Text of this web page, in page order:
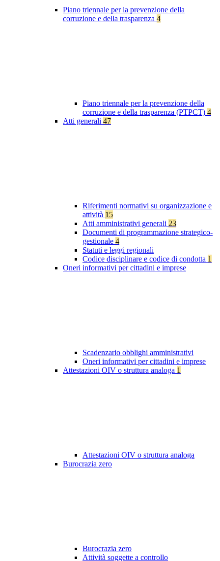
Piano triennale per la prevenzione della
corruzione e della trasparenza 4
Piano triennale per la prevenzione della
corruzione e della trasparenza (PTPCT) 4
Atti generali 47
Riferimenti normativi su organizzazione e
attività 15
Atti amministrativi generali 23
Documenti di programmazione strategico-
gestionale 4
Statuti e leggi regionali
Codice disciplinare e codice di condotta 1
Oneri informativi per cittadini e imprese
Scadenzario obblighi amministrativi
Oneri informativi per cittadini e imprese
Attestazioni OIV o struttura analoga 1
Attestazioni OIV o struttura analoga
Burocrazia zero
Burocrazia zero
Attività soggette a controllo